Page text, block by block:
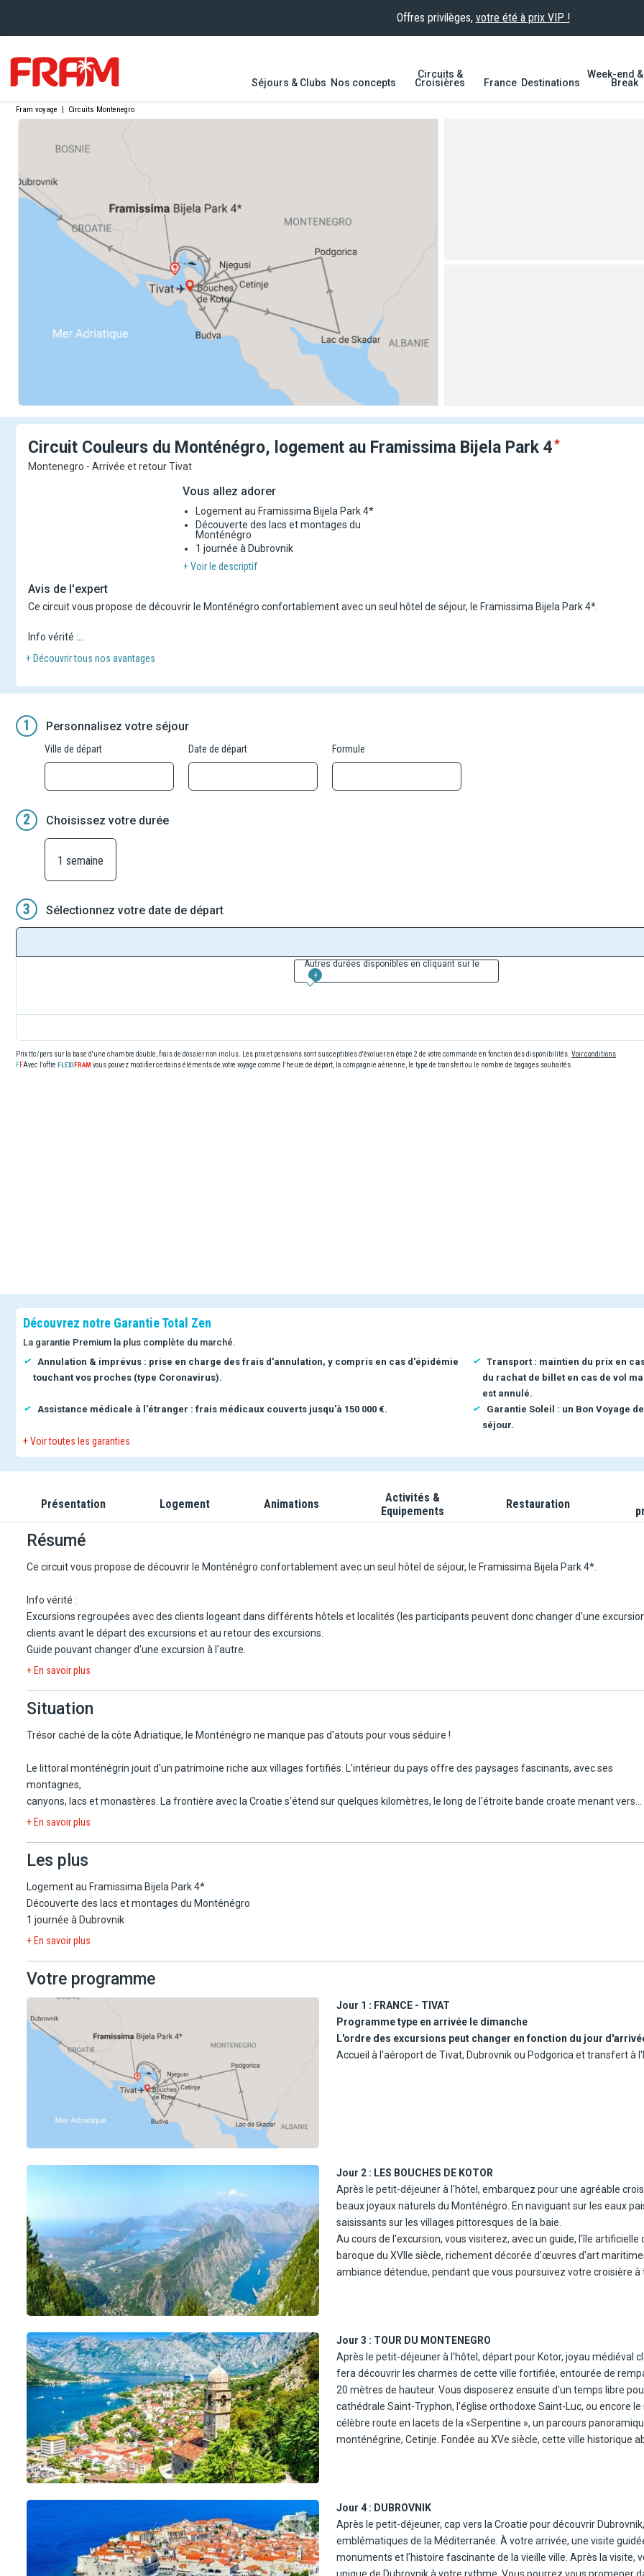
Offres privilèges, votre été à prix VIP !
Séjours & Clubs Nos concepts
Circuits &
Croisières France Destinations
Week-end
Break
Fram voyage | Circuits Montenegro
Circuit Couleurs du Monténégro, logement au Framissima Bijela Park 4
Montenegro - Arrivée et retour Tivat
Vous allez adorer
Logement au Framissima Bijela Park 4*
Découverte des lacs et montages du
Monténégro
1 journée à Dubrovnik
+ Voir le descriptif
Avis de l'expert
Ce circuit vous propose de découvrir le Monténégro confortablement avec un seul hôtel de séjour, le Framissima Bijela Park 4*.
Info vérité :
Excursions regroupées avec des clients logeant dans différents hôtels et localités (les participants peuvent donc changer d'une
possibles afin de récupérer tous les clients avant le départ des excursions et au retour des excursions.
+ Découvrir tous nos avantages
1 Personnalisez votre séjour
Ville de départ Date de départ Formule
2 Choisissez votre durée
1 semaine
3 Sélectionnez votre date de départ
Autres durées disponibles en cliquant sur le
+
Prix ttc/pers sur la base d'une chambre double, frais de dossier non inclus. Les prix et pensions sont susceptibles d'évoluer en étape 2 de votre commande en fonction des disponibilités. Voir conditions
Avec l'offre
vous pouvez modifier certains éléments de votre voyage comme l'heure de départ, la compagnie aérienne, le type de transfert ou le nombre de bagages souhaités.
Découvrez notre Garantie Total Zen
La garantie Premium la plus complète du marché.
Annulation & imprévus : prise en charge des frais d'annulation, y compris en cas d'épidémie
touchant vos proches (type Coronavirus).
Transport : maintien du prix en
du rachat de billet en cas de vol
est annulé.
Assistance médicale à l'étranger : frais médicaux couverts jusqu'à 150 000 €.
Garantie Soleil : un Bon Voyage
séjour.
+ Voir toutes les garanties
Présentation Logement Animations
Activités &
Equipements
Restauration
Résumé
Ce circuit vous propose de découvrir le Monténégro confortablement avec un seul hôtel de séjour, le Framissima Bijela Park 4*.
Info vérité :
Excursions regroupées avec des clients logeant dans différents hôtels et localités (les participants peuvent donc changer d'une
clients avant le départ des excursions et au retour des excursions.
Guide pouvant changer d'une excursion à l'autre.
+ En savoir plus
Situation
Trésor caché de la côte Adriatique, le Monténégro ne manque pas d'atouts pour vous séduire !
Le littoral monténégrin jouit d'un patrimoine riche aux villages fortifiés. L'intérieur du pays offre des paysages fascinants, avec ses
montagnes,
canyons, lacs et monastères. La frontière avec la Croatie s'étend sur quelques kilomètres, le long de l'étroite bande croate menant vers
Dubrovnik.
Le Monténégro, dont la forêt recouvre encore plus de la moitié du territoire, n'oublie jamais qu'il appartient aussi à la zone
La
côte, très découpée, alterne falaises et plages de sable ou de galets. Les villes littorales cultivent un charme discret, marqué par
vénitienne de la Renaissance et celle du baroque autrichien. Les Bouches du Kotor constituent un véritable chef-d'oeuvre de la nature.
fjord de la Méditerranée, elles sont classées au patrimoine mondial de l'Unesco et s'enfoncent de 28 km dans les terres.
La ville de Tivat est un merveilleux espace de verdure et de nature. Majestueusement ceinturée par la mer Adriatique, cette remarquable
récentes villes du pays, mais sa richesse architecturale et son ambiance romantique font d'elle le site le plus convoité par les voyageurs.
Laissez-vous séduire par la grande tranquillité qui y règne!
Le Framissima Bijela Park 4* est situé à proximité immédiate des plus belles plages des bouches de Kotor, protégé par les flancs verts de
montagne, près du village typique de Bijela à côté du fjord mythique de Kotor et à quelques minutes de Herceg Novi (13 km). Les fabuleux
sites de Dubrovnik (en Croatie, à 60 km) et Kotor (à 30 km), tous les deux classés au patrimoine mondial de l'Humanité par l'Unesco, sont
Ce complexe hôtelier aux chambres spacieuses et confortables possède 5 piscines dont une d'eau salée et 2 pour les enfants. Avec son
accès direct par une promenade maritime à la plage de sable et petit gravier de l'hôtel et son animation francophone proposée par nos
pilotes-vacances, il combine parfaitement détente et loisirs, plage et sports en plein air. De quoi ravir petits et grands et offrir de beaux
moments partagés en famille, entre amis ou en couple !
L'aéroport de Tivat se situe à 10 km, celui de Dubrovnik en Croatie à 40 km (le passage de la frontière peut entraîner un délai
celui de Podgorica à 95 km et le centre ville de Bijela avec bars et restaurants à 500 m.
Notre chef de centre, exclusif Framissima sera présent à partir du 29/3 pour veiller au bon déroulement et à la qualité de votre séjour. Il
apportera son conseil et un suivi personnalisé pour des vacances inoubliables en toute sérénité.
+ En savoir plus
Les plus
Logement au Framissima Bijela Park 4*
Découverte des lacs et montages du Monténégro
1 journée à Dubrovnik
+ En savoir plus
Votre programme
Jour 1 : FRANCE - TIVAT
Programme type en arrivée le dimanche
L'ordre des excursions peut changer en fonction du jour
Accueil à l'aéroport de Tivat, Dubrovnik ou Podgorica et transfert à
Jour 2 : LES BOUCHES DE KOTOR
Après le petit-déjeuner à l'hôtel, embarquez pour une agréable
beaux joyaux naturels du Monténégro. En naviguant sur les eaux
saisissants sur les villages pittoresques de la baie.
Au cours de l'excursion, vous visiterez, avec un guide, l'île
baroque du XVIIe siècle, richement décorée d'œuvres d'art
ambiance détendue, pendant que vous poursuivez votre croisière
Jour 3 : TOUR DU MONTENEGRO
Après le petit-déjeuner à l'hôtel, départ pour Kotor, joyau médiéval
fera découvrir les charmes de cette ville fortifiée, entourée de
20 mètres de hauteur. Vous disposerez ensuite d'un temps libre
cathédrale Saint-Tryphon, l'église orthodoxe Saint-Luc, ou encore
célèbre route en lacets de la «Serpentine », un parcours
monténégrine, Cetinje. Fondée au XVe siècle, cette ville historique
Jour 4 : DUBROVNIK
Après le petit-déjeuner, cap vers la Croatie pour découvrir
emblématiques de la Méditerranée. À votre arrivée, une visite
monuments et l'histoire fascinante de la vieille ville. Après la
unique de Dubrovnik à votre rythme. Vous pourrez vous promener